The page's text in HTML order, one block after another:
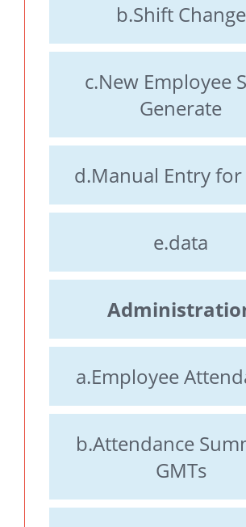
b.Shift Change
c.New Employee
Generate
d.Manual Entry
e.data
a.Employee
b.Attendance
GMTs